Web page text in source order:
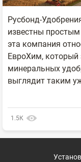
Русбонд-
известны простым
эта компания
ЕвроХим, который
минеральных
выглядит таким
1.5К